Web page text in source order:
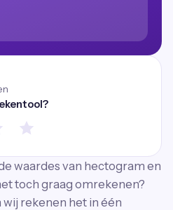
waardes van hectogram en
toch graag omrekenen?
wij rekenen het in één